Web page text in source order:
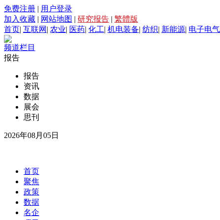
免费注册 | 用户登录
加入收藏 | 网站地图 | 研究报告 | 繁體版
首页| 互联网 | 农业| 医药| 化工| 机电装备| 纺织| 新能源| 电子电气
频道栏目
报告
报告
资讯
数据
展会
思刊
2026年08月05日
首页
聚焦
政策
数据
名企